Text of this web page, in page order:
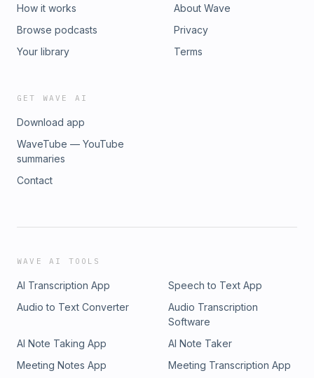
divers. His professional diving specialties include
in commercial diving and rescue operations. He serves as
the CEO of Caelum Consilium, the Co-Founder and VP of
WARPSPACE Inc. He also holds other current
https://www.facebook.com/hirokazu.mori.165LinkedIn:
https://www.linkedin.com/in/hirokazu-m-
29aa1510a/Timestamps:0:00 イントロダクション4:41 宇宙ビジ
略43:22 宇宙ビジネスコンサルタント56:32
宇宙開発の今後Support "知の隠れ家 Knowledge’s Den"X:
https://www.patreon.com/c/ChinoKakurega
How it works
Browse podcasts
Your library
About Wave
Privacy
Terms
GET WAVE AI
Download app
WaveTube — YouTube
summaries
Contact
WAVE AI TOOLS
AI Transcription App
Speech to Text App
Audio to Text Converter
Audio Transcription
Software
AI Note Taking App
AI Note Taker
Meeting Notes App
Meeting Transcription App